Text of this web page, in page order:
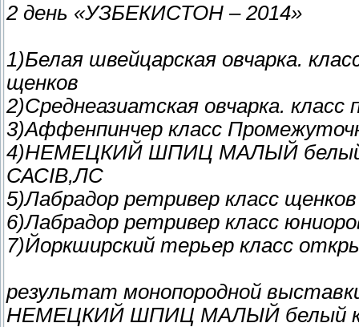
2 день «УЗБЕКИСТОН – 2014»
1)Белая швейцарская овчарка.
щенков
2)Среднеазиатская овчарка.
3)Аффенпинчер класс
4)НЕМЕЦКИЙ ШПИЦ МАЛЫЙ белый
САСIB,ЛС
5)Лабрадор ретривер класс
6)Лабрадор ретривер класс
7)Йоркширский терьер класс
результат монопородной
НЕМЕЦКИЙ ШПИЦ МАЛЫЙ белый